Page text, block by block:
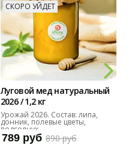
СКОРО УЙДЕТ
Луговой мед натуральный
2026 / 1,2 кг
Урожай 2026. Состав: липа,
донник, полевые цветы,
подсолнух
789 руб 890 руб